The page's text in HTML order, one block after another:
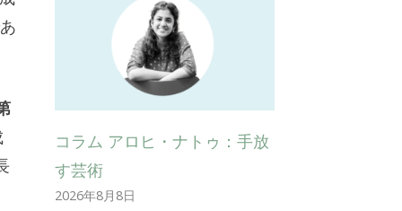
コラム アロヒ・ナトゥ：手放
す芸術
2026年8月8日